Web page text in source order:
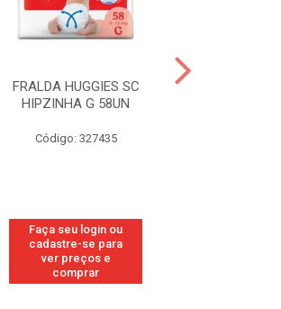
FRALDA HUGGIES SC
HIPZINHA G 58UN
Código: 327435
Faça seu login ou
cadastre-se para
ver preços e
comprar